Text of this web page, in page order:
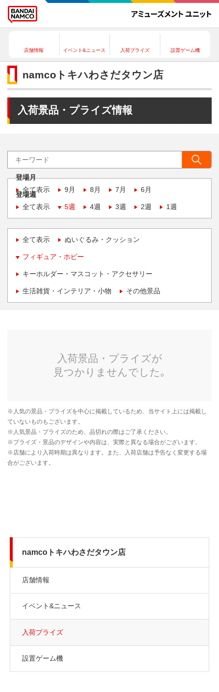
店舗情報 イベント&ニュース 入荷プライズ 設置ゲーム機
namcoトキハわさだタウン店
入荷景品・プライズ情報
登場月
全て表示
9月 8月 7月 6月
登場週
全て表示
5週 4週 3週 2週 1週
全て表示 ぬいぐるみ・クッション
フィギュア・ホビー
キーホルダー・マスコット・アクセサリー
生活雑貨・インテリア・小物 その他景品
namcoトキハわさだタウン店
店舗情報
イベント&ニュース
入荷プライズ
設置ゲーム機